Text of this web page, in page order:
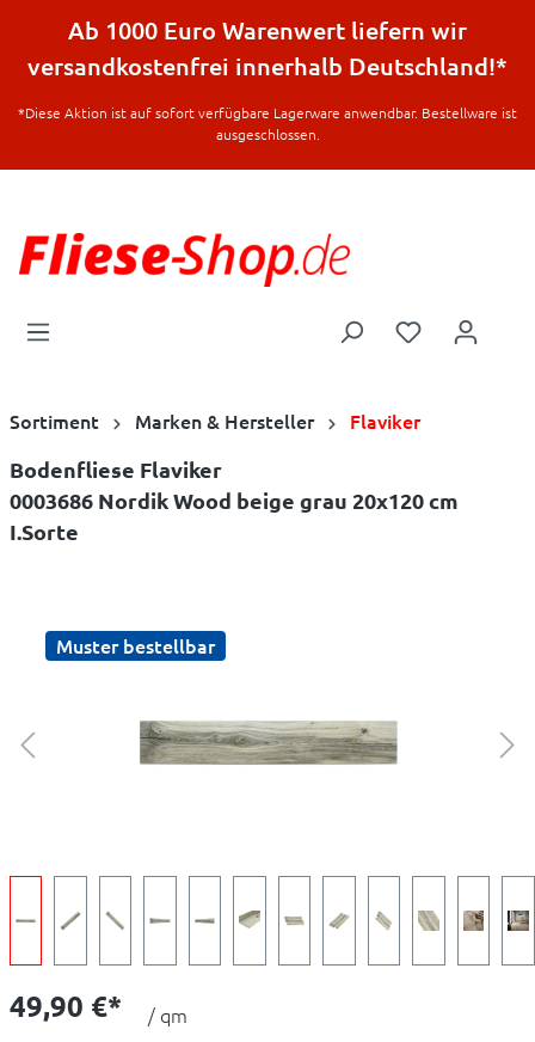
springen
Ab 1000 Euro Warenwert liefern wir
versandkostenfrei innerhalb Deutschland!*
*Diese Aktion ist auf sofort verfügbare Lagerware anwendbar. Bestellware ist
ausgeschlossen.
Sortiment Marken & Hersteller Flaviker
Bodenfliese Flaviker
0003686 Nordik Wood beige grau 20x120 cm
I.Sorte
Muster bestellbar
49,90 €* / qm